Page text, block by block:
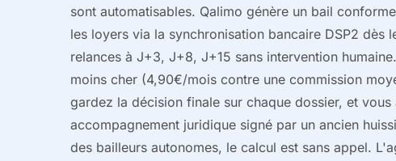
sont automatisables. Qalimo génère un bail
les loyers via la synchronisation bancaire DSP2 dès
relances à J+3, J+8, J+15 sans intervention
moins cher (4,90€/mois contre une commission
gardez la décision finale sur chaque dossier, et vous
accompagnement juridique signé par un ancien
des bailleurs autonomes, le calcul est sans appel.